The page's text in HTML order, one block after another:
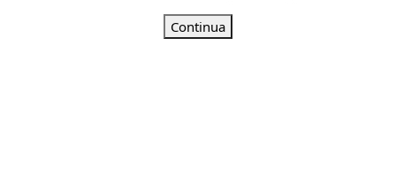
Continua